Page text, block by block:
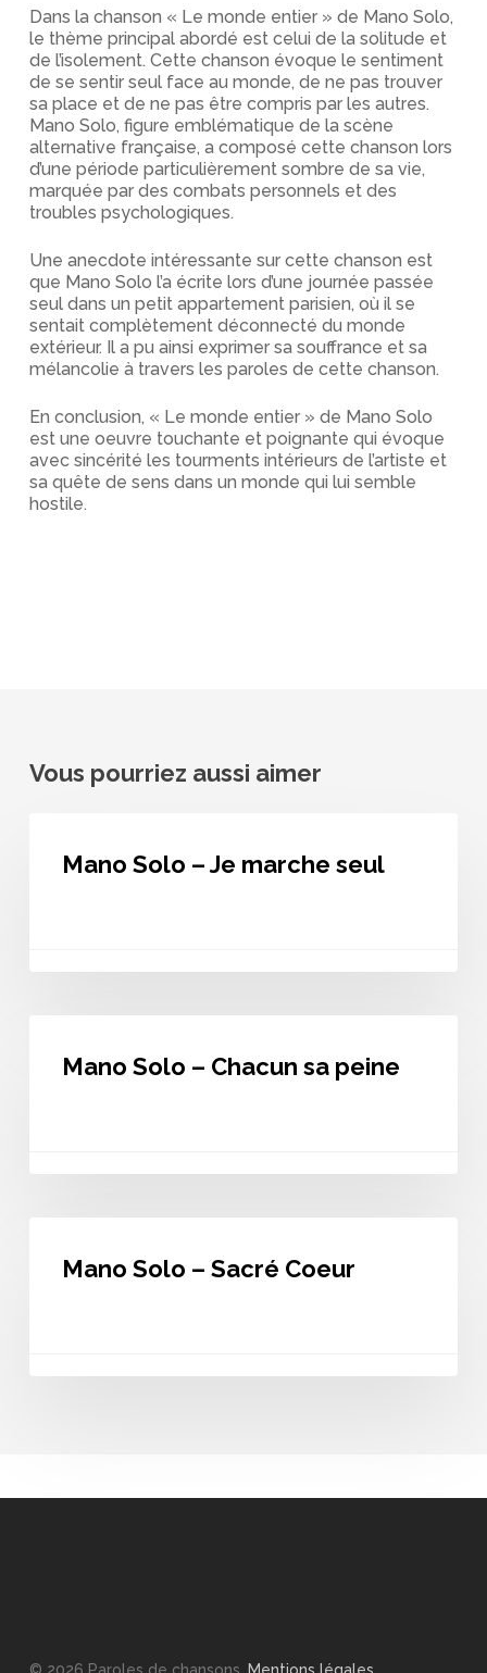
Dans la chanson « Le monde entier » de Mano Solo,
le thème principal abordé est celui de la solitude et
de l’isolement. Cette chanson évoque le sentiment
de se sentir seul face au monde, de ne pas trouver
sa place et de ne pas être compris par les autres.
Mano Solo, figure emblématique de la scène
alternative française, a composé cette chanson lors
d’une période particulièrement sombre de sa vie,
marquée par des combats personnels et des
troubles psychologiques.
Une anecdote intéressante sur cette chanson est
que Mano Solo l’a écrite lors d’une journée passée
seul dans un petit appartement parisien, où il se
sentait complètement déconnecté du monde
extérieur. Il a pu ainsi exprimer sa souffrance et sa
mélancolie à travers les paroles de cette chanson.
En conclusion, « Le monde entier » de Mano Solo
est une oeuvre touchante et poignante qui évoque
avec sincérité les tourments intérieurs de l’artiste et
sa quête de sens dans un monde qui lui semble
hostile.
Vous pourriez aussi aimer
Mano Solo – Je marche seul
Mano Solo – Chacun sa peine
Mano Solo – Sacré Coeur